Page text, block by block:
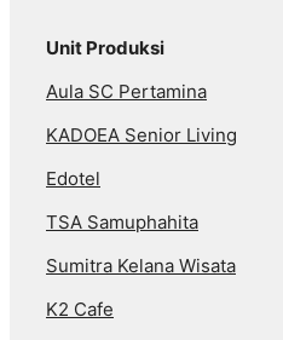
Unit Produksi
Aula SC Pertamina
KADOEA Senior Living
Edotel
TSA Samuphahita
Sumitra Kelana Wisata
K2 Cafe